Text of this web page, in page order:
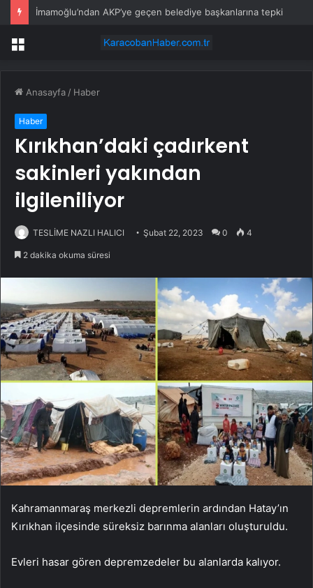
İmamoğlu’ndan AKP’ye geçen belediye başkanlarına tepki
Menü
Anasayfa / Haber
Haber
Kırıkhan’daki çadırkent
sakinleri yakından
ilgileniliyor
TESLİME NAZLI HALICI Şubat 22, 2023 0 4
2 dakika okuma süresi
Kahramanmaraş merkezli depremlerin ardından Hatay’ın
Kırıkhan ilçesinde süreksiz barınma alanları oluşturuldu.
Evleri hasar gören depremzedeler bu alanlarda kalıyor.